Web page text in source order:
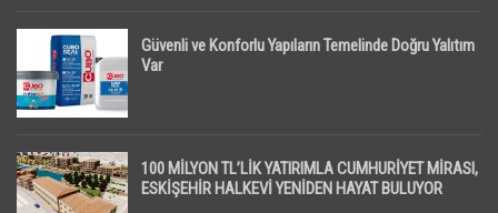
Güvenli ve Konforlu Yapıların Temelinde Doğru Yalıtım
Var
100 MİLYON TL’LİK YATIRIMLA CUMHURİYET MİRASI,
ESKİŞEHİR HALKEVİ YENİDEN HAYAT BULUYOR